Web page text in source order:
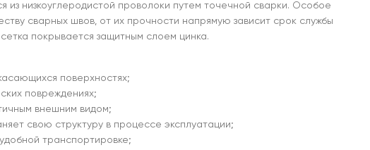
из низкоуглеродистой проволоки путем точечной сварки. Особое
сварных швов, от их прочности напрямую зависит срок службы
покрывается защитным слоем цинка.
поверхностях;
повреждениях;
внешним видом;
свою структуру в процессе эксплуатации;
транспортировке;